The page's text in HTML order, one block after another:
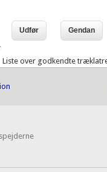
Liste over godkendte